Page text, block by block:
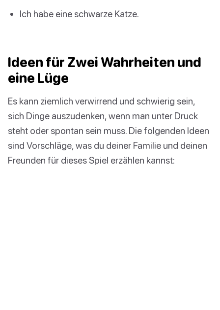
Ich habe eine schwarze Katze.
Ideen für Zwei Wahrheiten und
eine Lüge
Es kann ziemlich verwirrend und schwierig sein,
sich Dinge auszudenken, wenn man unter Druck
steht oder spontan sein muss. Die folgenden Ideen
sind Vorschläge, was du deiner Familie und deinen
Freunden für dieses Spiel erzählen kannst: